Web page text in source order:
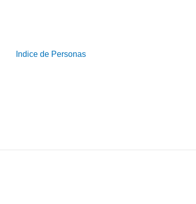
Indice de Personas